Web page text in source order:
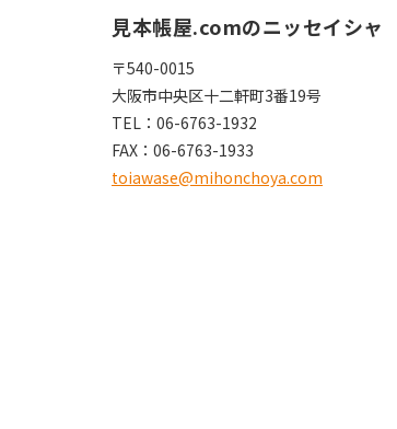
見本帳屋.comのニッセイシャ
〒540-0015
大阪市中央区十二軒町3番19号
TEL： 06-6763-1932
FAX： 06-6763-1933
toiawase@mihonchoya.com